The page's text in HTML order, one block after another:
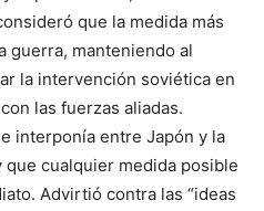
que la medida más
guerra, manteniendo al
la intervención soviética en
las fuerzas aliadas.
interponía entre Japón y la
que cualquier medida posible
Advirtió contra las “ideas